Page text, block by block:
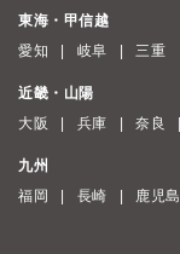
東海・甲信越
愛知
岐阜 三重
近畿・山陽
大阪
兵庫 奈良
九州
福岡
長崎 鹿児島